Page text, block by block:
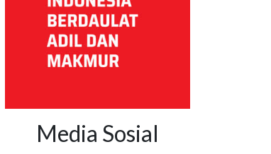
Media Sosial